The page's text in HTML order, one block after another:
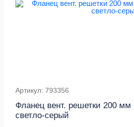
Артикул: 793356
Фланец вент. решетки 200 мм
светло-серый